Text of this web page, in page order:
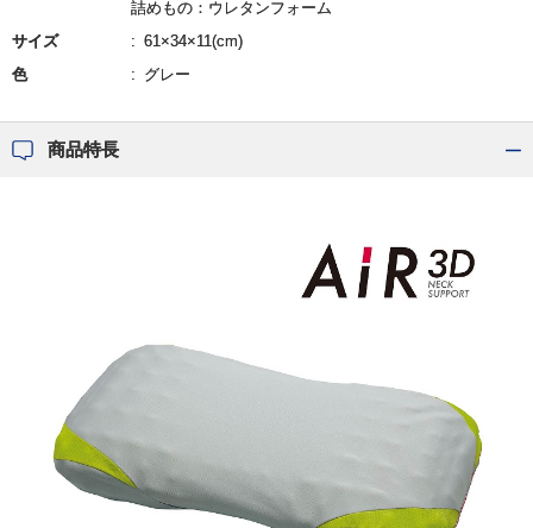
詰めもの：ウレタンフォーム
サイズ
61×34×11(cm)
色
グレー
商品特長